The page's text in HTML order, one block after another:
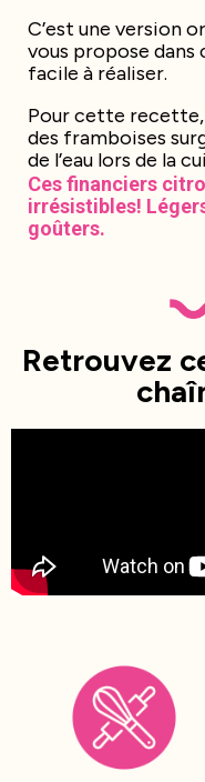
C’est une version
vous propose
facile à réaliser.
Pour cette
des framboises
de l’eau lors de la
Ces financiers
irrésistibles!
goûters.
Retrouvez